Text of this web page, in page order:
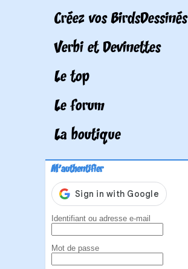
Créez vos BirdsDessinés
Verbi et Devinettes
Le top
Le forum
La boutique
M'authentifier
Identifiant ou adresse e-mail
Mot de passe